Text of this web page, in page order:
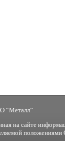
“Металл”
на сайте
положениями